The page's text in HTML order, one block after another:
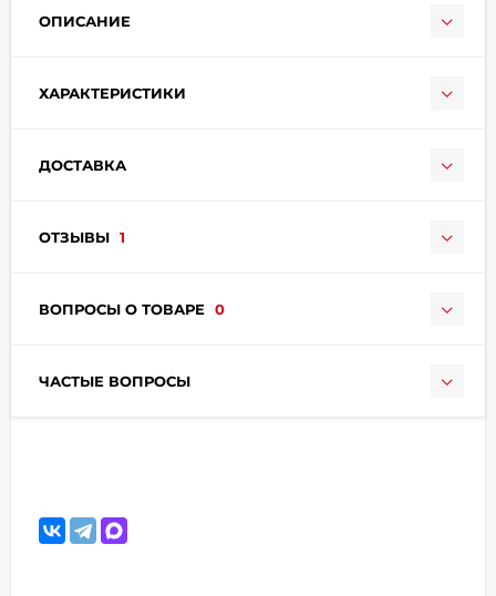
ОПИСАНИЕ
ХАРАКТЕРИСТИКИ
ДОСТАВКА
ОТЗЫВЫ 1
ВОПРОСЫ О ТОВАРЕ 0
ЧАСТЫЕ ВОПРОСЫ